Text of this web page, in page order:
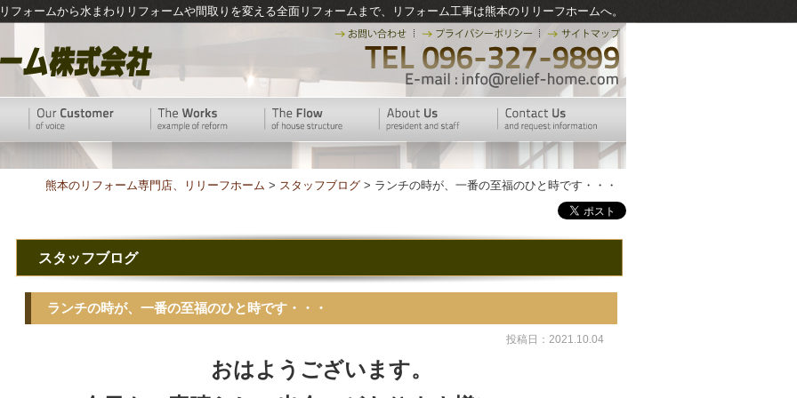
フォームから水まわりリフォームや間取りを変える全面リフォームまで、リフォーム工事は熊本のリリーフホームへ。
熊本のリフォーム専門店、リリーフホーム > スタッフブログ > ランチの時が、一番の至福のひと時です・・・
スタッフブログ
ランチの時が、一番の至福のひと時です・・・
投稿日：2021.10.04
おはようございます。